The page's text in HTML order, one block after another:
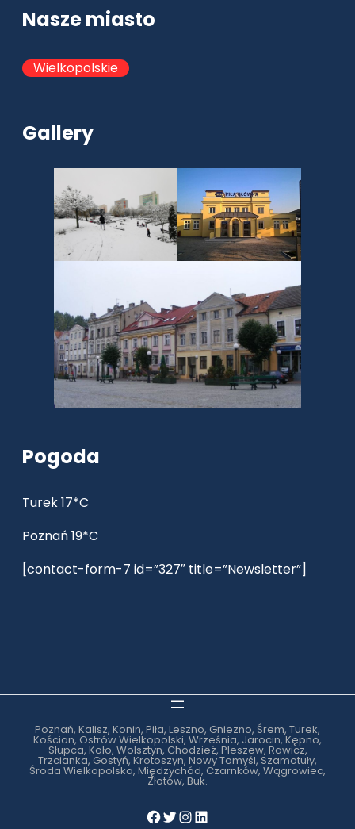
Nasze miasto
Wielkopolskie
Gallery
Pogoda
Turek 17*C
Poznań 19*C
[contact-form-7 id=”327″ title=”Newsletter”]
Poznań, Kalisz, Konin, Piła, Leszno, Gniezno, Śrem, Turek,
Kościan, Ostrów Wielkopolski, Września, Jarocin, Kępno,
Słupca, Koło, Wolsztyn, Chodzież, Pleszew, Rawicz,
Trzcianka, Gostyń, Krotoszyn, Nowy Tomyśl, Szamotuły,
Środa Wielkopolska, Międzychód, Czarnków, Wągrowiec,
Złotów, Buk.
Facebook Twitter Instagram LinkedIn